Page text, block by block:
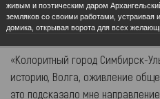
Онлайн-выставка «Волга в
Архангельского»
«Колоритный город Симбирск-
историю, Волга, оживление
это подсказало мне
живым и поэтическим даром
земляков со своими работами, устраивая
домика, открывая ворота для всех